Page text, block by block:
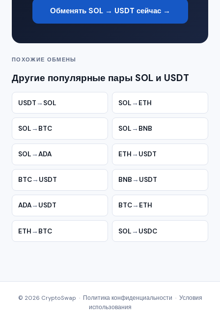
Обменять SOL → USDT сейчас →
ПОХОЖИЕ ОБМЕНЫ
Другие популярные пары SOL и USDT
USDT → SOL SOL → ETH
SOL → BTC SOL → BNB
SOL →ADA ETH → USDT
BTC→ USDT BNB → USDT
ADA→ USDT BTC→ ETH
ETH → BTC SOL → USDC
© 2026 CryptoSwap · Политика конфиденциальности · Условия
использования